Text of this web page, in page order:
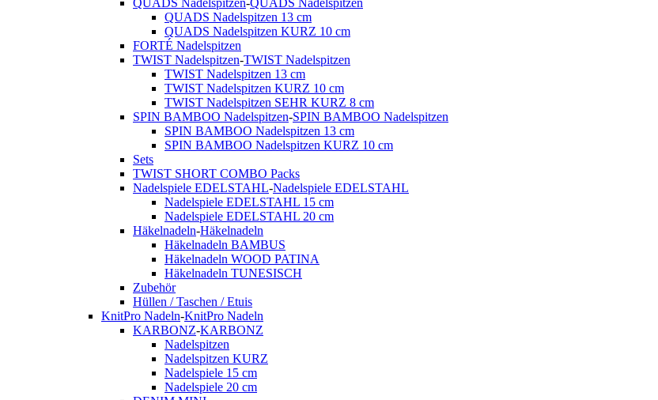
QUADS Nadelspitzen-QUADS Nadelspitzen
QUADS Nadelspitzen 13 cm
QUADS Nadelspitzen KURZ 10 cm
FORTÉ Nadelspitzen
TWIST Nadelspitzen-TWIST Nadelspitzen
TWIST Nadelspitzen 13 cm
TWIST Nadelspitzen KURZ 10 cm
TWIST Nadelspitzen SEHR KURZ 8 cm
SPIN BAMBOO Nadelspitzen-SPIN BAMBOO Nadelspitzen
SPIN BAMBOO Nadelspitzen 13 cm
SPIN BAMBOO Nadelspitzen KURZ 10 cm
Sets
TWIST SHORT COMBO Packs
Nadelspiele EDELSTAHL-Nadelspiele EDELSTAHL
Nadelspiele EDELSTAHL 15 cm
Nadelspiele EDELSTAHL 20 cm
Häkelnadeln-Häkelnadeln
Häkelnadeln BAMBUS
Häkelnadeln WOOD PATINA
Häkelnadeln TUNESISCH
Zubehör
Hüllen / Taschen / Etuis
KnitPro Nadeln-KnitPro Nadeln
KARBONZ-KARBONZ
Nadelspitzen
Nadelspitzen KURZ
Nadelspiele 15 cm
Nadelspiele 20 cm